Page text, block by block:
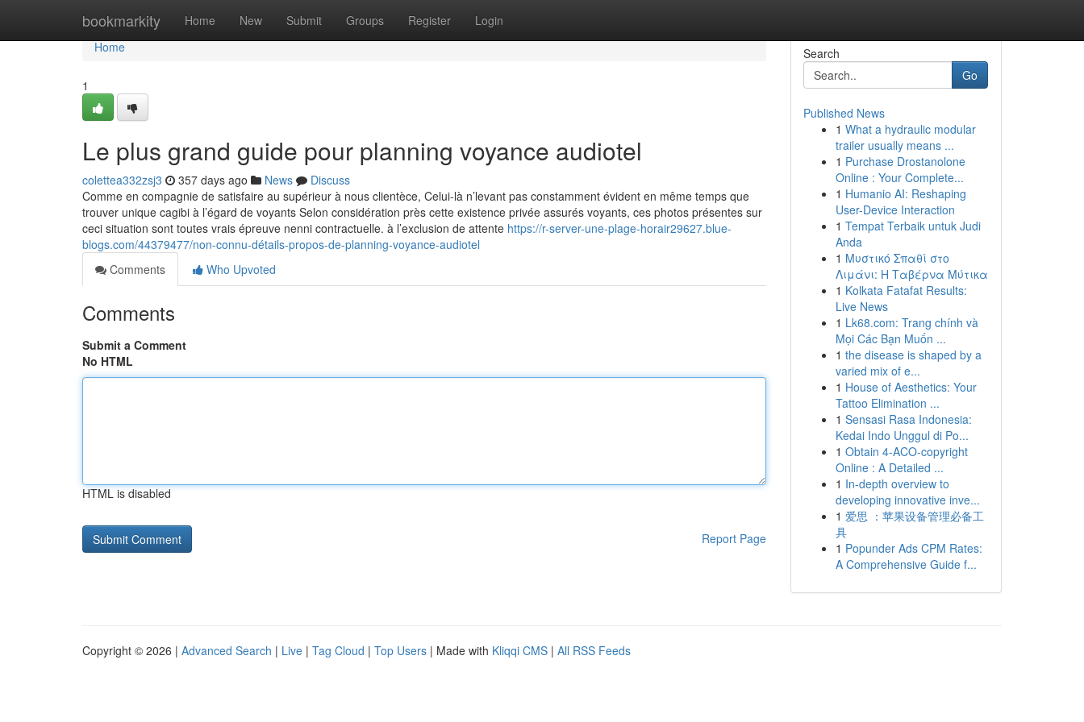
bookmarkity Home New Submit Groups Register Login
Home
Home
1
Le plus grand guide pour planning voyance audiotel
colettea332zsj3 357 days ago News
Discuss
Comme en compagnie de satisfaire au supérieur à nous clientèce, Celui-là n’levant pas constamment évident en même temps que
trouver unique cagibi à l’égard de voyants Selon considération près cette existence privée assurés voyants, ces photos présentes sur
ceci situation sont toutes vrais épreuve nenni contractuelle. à l’exclusion de attente https://r-server-une-plage-horair29627.blue-
blogs.com/44379477/non-connu-détails-propos-de-planning-voyance-audiotel
Comments
Who Upvoted
Comments
Submit a Comment
No HTML
HTML is disabled
Report Page
Search
Go
Published News
1 What a hydraulic modular
trailer usually means ...
1 Purchase Drostanolone
Online : Your Complete...
1 Humanio AI: Reshaping
User-Device Interaction
1 Tempat Terbaik untuk Judi
Anda
1 Μυστικό Σπαθί στο
Λιμάνι: Η Ταβέρνα Μύτικα
1 Kolkata Fatafat Results:
Live News
1 Lk68.com: Trang chính và
Mọi Các Bạn Muốn ...
1 the disease is shaped by a
varied mix of e...
1 House of Aesthetics: Your
Tattoo Elimination ...
1 Sensasi Rasa Indonesia:
Kedai Indo Unggul di Po...
1 Obtain 4-ACO-copyright
Online : A Detailed ...
1 In-depth overview to
developing innovative inve...
1 爱思 ：苹果设备管理必备工
具
1 Popunder Ads CPM Rates:
A Comprehensive Guide f...
Copyright © 2026 | Advanced Search | Live | Tag Cloud | Top Users | Made with Kliqqi CMS | All RSS Feeds